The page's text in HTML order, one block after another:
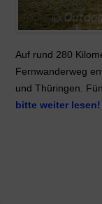
Auf rund 280
Fernwanderweg
und Thüringen.
bitte weiter lesen!